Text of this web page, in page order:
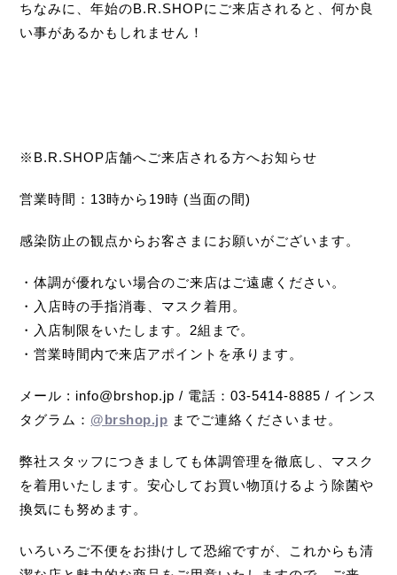
ちなみに、年始のB.R.SHOPにご来店されると、何か良
い事があるかもしれません！
※B.R.SHOP店舗へご来店される方へお知らせ
営業時間：13時から19時 (当面の間)
感染防止の観点からお客さまにお願いがございます。
・体調が優れない場合のご来店はご遠慮ください。
・入店時の手指消毒、マスク着用。
・入店制限をいたします。2組まで。
・営業時間内で来店アポイントを承ります。
メール : info@brshop.jp / 電話：03-5414-8885 / インス
タグラム： @brshop.jp までご連絡くださいませ。
弊社スタッフにつきましても体調管理を徹底し、マスク
を着用いたします。安心してお買い物頂けるよう除菌や
換気にも努めます。
いろいろご不便をお掛けして恐縮ですが、これからも清